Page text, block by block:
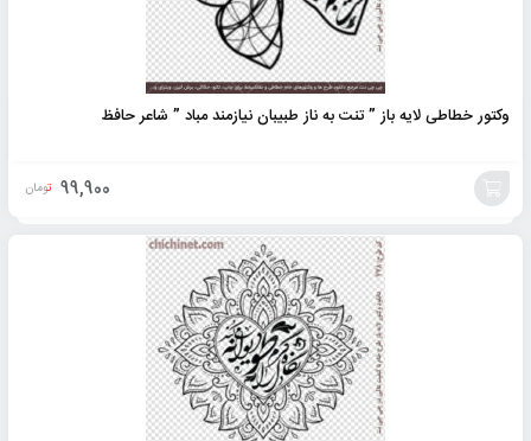
وکتور خطاطی لایه باز ” تنت به ناز طبیبان نیازمند مباد ” شاعر حافظ
99,900 تومان